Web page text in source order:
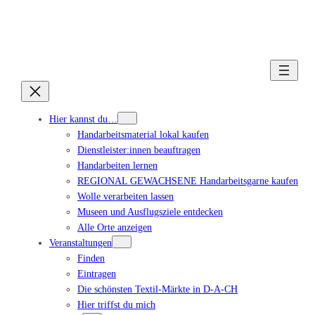
Hier kannst du…
Handarbeitsmaterial lokal kaufen
Dienstleister:innen beauftragen
Handarbeiten lernen
REGIONAL GEWACHSENE Handarbeitsgarne kaufen
Wolle verarbeiten lassen
Museen und Ausflugsziele entdecken
Alle Orte anzeigen
Veranstaltungen
Finden
Eintragen
Die schönsten Textil-Märkte in D-A-CH
Hier triffst du mich